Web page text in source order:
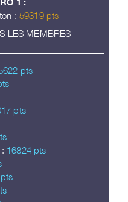
: 59319 pts
LES MEMBRES
pts
pts
16824 pts